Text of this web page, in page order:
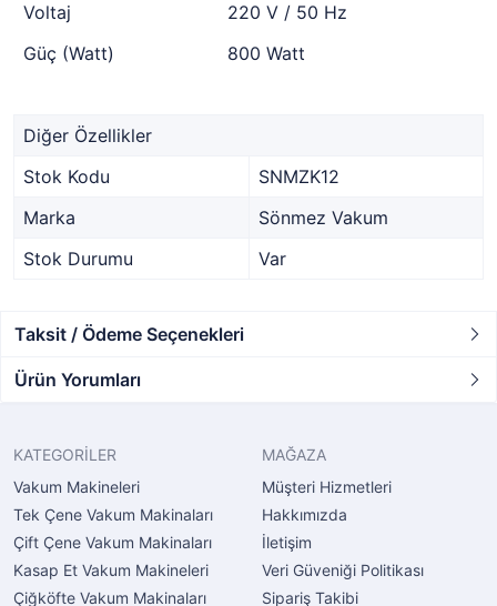
Voltaj
220 V / 50 Hz
Güç (Watt)
800 Watt
Diğer Özellikler
Stok Kodu
SNMZK12
Marka
Sönmez Vakum
Stok Durumu
Var
Taksit / Ödeme Seçenekleri
Ürün Yorumları
KATEGORİLER
Vakum Makineleri
Tek Çene Vakum Makinaları
Çift Çene Vakum Makinaları
Kasap Et Vakum Makineleri
Çiğköfte Vakum Makinaları
MAĞAZA
Müşteri Hizmetleri
Hakkımızda
İletişim
Veri Güveniği Politikası
Sipariş Takibi